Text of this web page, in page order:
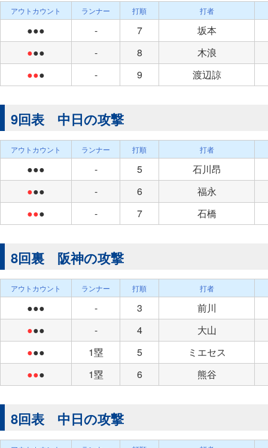
アウトカウント ランナー 打順 打者
●●● - 7
坂本
●●● - 8
木浪
●●● - 9 渡辺諒
9回表 中日の攻撃
アウトカウント ランナー 打順 打者
●●● - 5
石川昂
●●● - 6
福永
●●● - 7 石橋
8回裏 阪神の攻撃
アウトカウント ランナー 打順 打者
●●● - 3
前川
●●● - 4
大山
●●● 1塁 5
ミエセス
●●● 1塁 6 熊谷
8回表 中日の攻撃